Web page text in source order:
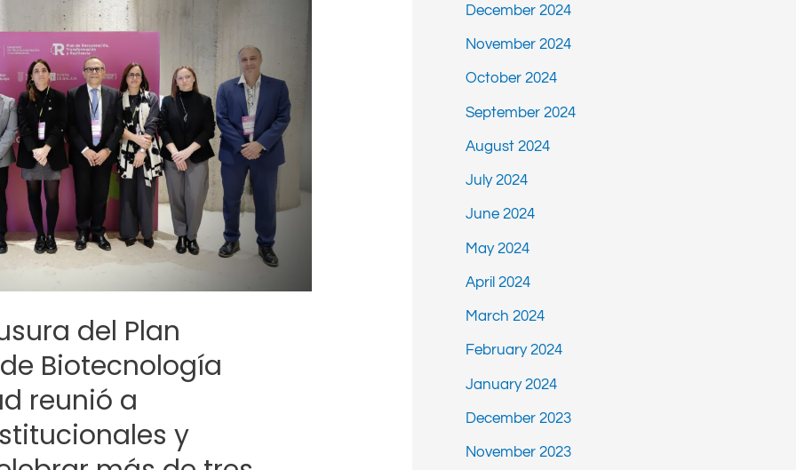
del Plan
Biotecnología
reunió a
y
December 2024
November 2024
October 2024
September 2024
August 2024
July 2024
June 2024
May 2024
April 2024
March 2024
February 2024
January 2024
December 2023
November 2023